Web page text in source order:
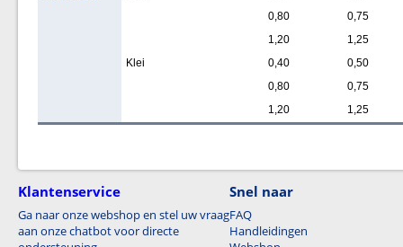
0,80
0,75
1,20
1,25
Klei
0,40
0,50
0,80
0,75
1,20
1,25
Klantenservice
Ga naar onze webshop en stel uw vraag
aan onze chatbot voor directe
Snel naar
FAQ
Handleidingen